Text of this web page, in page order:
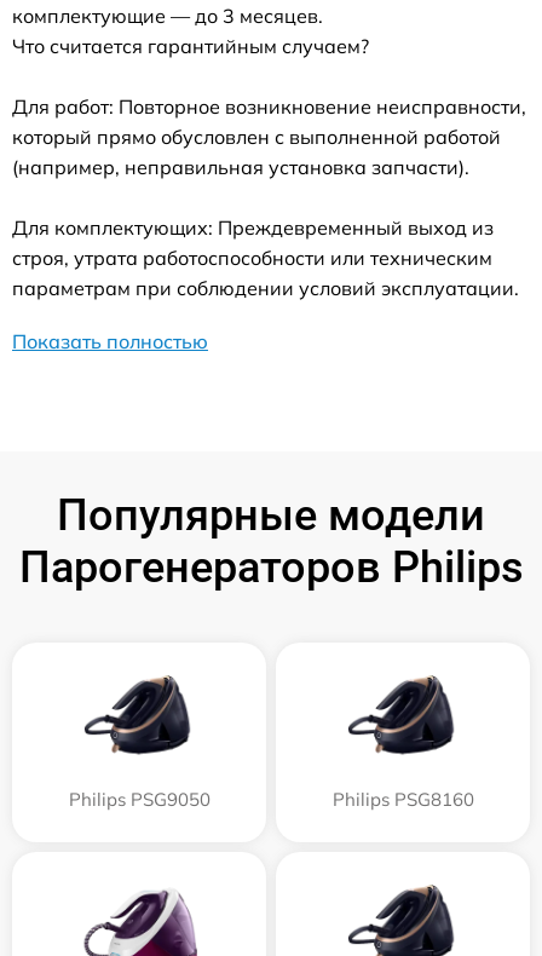
комплектующие — до 3 месяцев.
Что считается гарантийным случаем?
Для работ: Повторное возникновение неисправности,
который прямо обусловлен с выполненной работой
(например, неправильная установка запчасти).
Для комплектующих: Преждевременный выход из
строя, утрата работоспособности или техническим
параметрам при соблюдении условий эксплуатации.
Показать полностью
Популярные модели
Парогенераторов Philips
Philips PSG9050 Philips PSG8160